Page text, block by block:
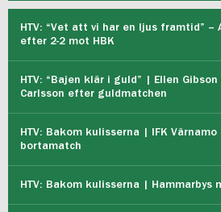
HTV: “Vet att vi har en ljus framtid” –
efter 2-2 mot HBK
HTV: “Bajen klär i guld” | Ellen
Carlsson efter guldmatchen
HTV: Bakom kulisserna | IFK
bortamatch
HTV: Bakom kulisserna | Hammarbys